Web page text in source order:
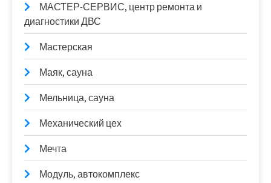
МАСТЕР-СЕРВИС, центр ремонта и
диагностики ДВС
Мастерская
Маяк, сауна
Мельница, сауна
Механический цех
Мечта
Модуль, автокомплекс